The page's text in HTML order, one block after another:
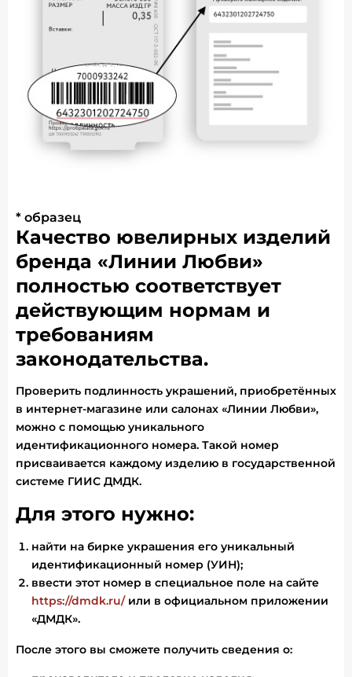
* образец
Качество ювелирных изделий
бренда «Линии Любви»
полностью соответствует
действующим нормам и
требованиям
законодательства.
Проверить подлинность украшений, приобретённых
в интернет-магазине или салонах «Линии Любви»,
можно с помощью уникального
идентификационного номера. Такой номер
присваивается каждому изделию в государственной
системе ГИИС ДМДК.
Для этого нужно:
найти на бирке украшения его уникальный
идентификационный номер (УИН);
ввести этот номер в специальное поле на сайте
https://dmdk.ru/или в официальном приложении
«ДМДК».
После этого вы сможете получить сведения о: